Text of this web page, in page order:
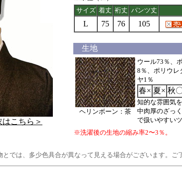
こちら＞
サイズ 着丈 裄丈 パンツ丈
L 75 76 105
生地
ヘリンボーン：茶
ウール73％、
8％、ポリウレ
ヤ1％
春× 夏× 秋
知的な雰囲気
中肉厚のざっ
で扱いやすい
※洗濯後の生地の縮み率2〜3％。
とでは、多少色具合が異なって見える場合がございます。ご